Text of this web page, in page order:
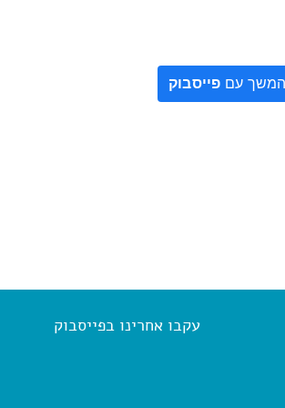
המשך עם פייסבוק
עקבו אחרינו בפייסבוק